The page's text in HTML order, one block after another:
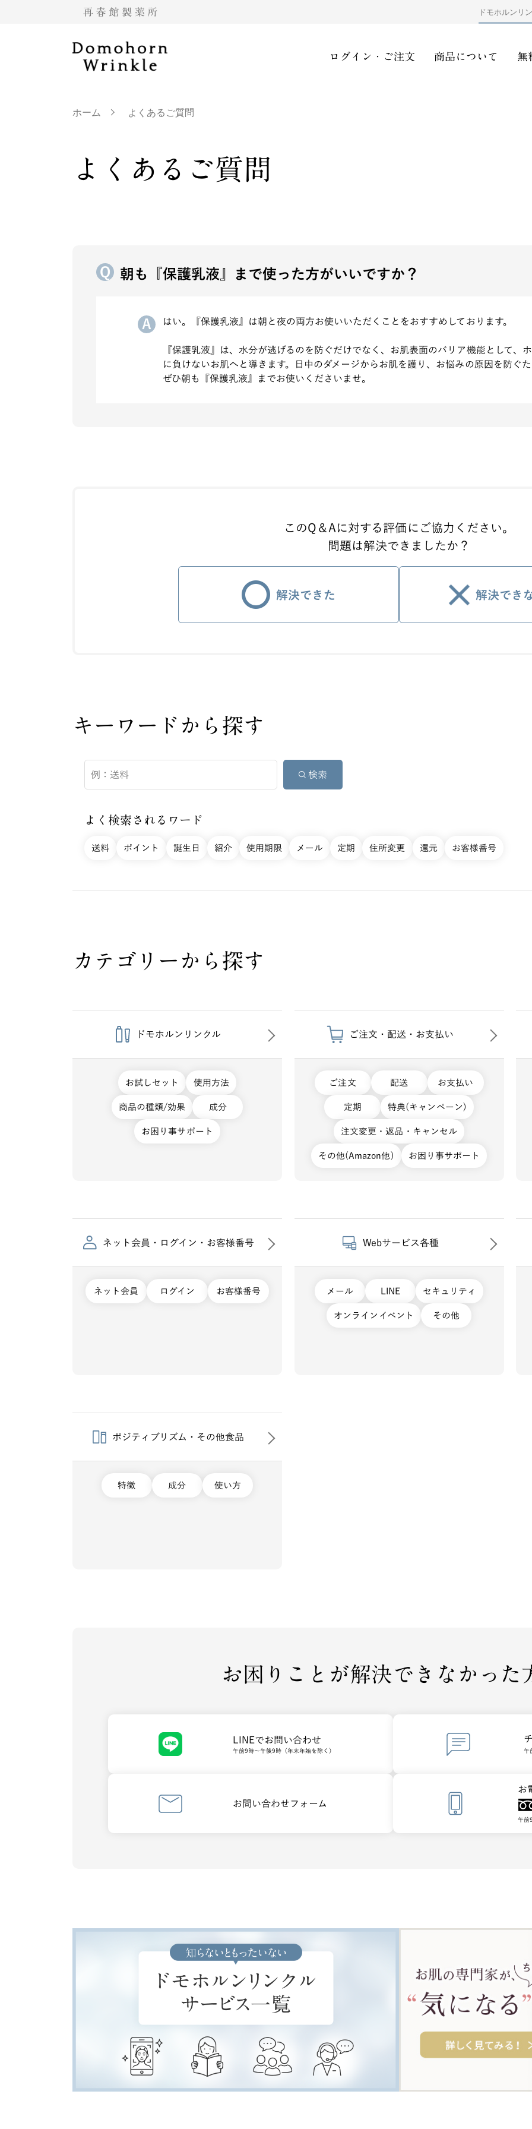
ドモホルンリ
ログイン・ご注文 商品について 無
ホーム よくあるご質問
よくあるご質問
朝も『保護乳液』まで使った方がいいですか？
はい。『保護乳液』は朝と夜の両方お使いいただくことをおすすめしております。
『保護乳液』は、水分が逃げるのを防ぐだけでなく、お肌表面のバリア機能として、
に負けないお肌へと導きます。日中のダメージからお肌を護り、お悩みの原因を防ぐ
ぜひ朝も『保護乳液』までお使いくださいませ。
このQ＆Aに対する評価に ご協力ください。
問題は解決できましたか？
解決できた 解決でき
キーワードから探す
よく検索されるワード
送料 ポイント 誕生日 紹介 使用期限 メール 定期 住所変更 還元 お客様番号
カテゴリーから探す
ドモホルンリンクル
お試しセット 使用方法
商品の種類/効果 成分
お困り事サポート
ご注文・配送・お支払い
ご注文 配送 お支払い
定期 特典(キャンペーン)
注文変更・返品・キャンセル
その他(Amazon他) お困り事サポート
ネット会員・ログイン・お客様番号
ネット会員 ログイン お客様番号
Webサービス各種
メール LINE セキュリティ
オンラインイベント その他
ポジティブリズム・その他食品
特徴 成分 使い方
お困りことが解決できなかった
LINEでお問い合わせ
午前9時～午後9時（年末年始を除く） 午
お問い合わせフォーム
お
午前